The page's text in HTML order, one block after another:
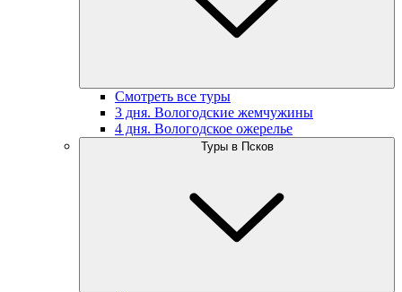
Смотреть все туры
3 дня. Вологодские жемчужины
4 дня. Вологодское ожерелье
Туры в Псков